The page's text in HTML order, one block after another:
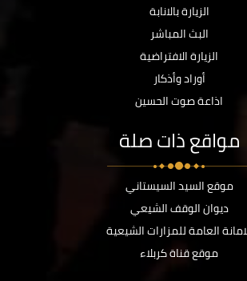
الزيارة بالانابة
البث المباشر
الزيارة الافتراضية
أوراد وأذكار
اذاعة صوت الحسين
مواقع ذات صلة
موقع السيد السيستاني
ديوان الوقف الشيعي
العامة للمزارات الشيعية
موقع قناة كربلاء